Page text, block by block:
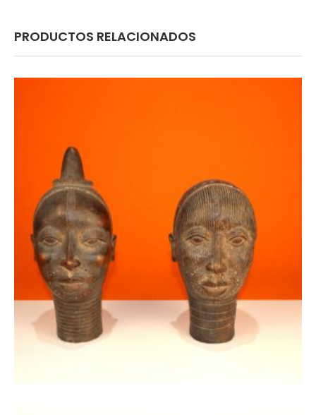
PRODUCTOS RELACIONADOS